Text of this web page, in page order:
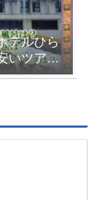
テルひら
いツアー